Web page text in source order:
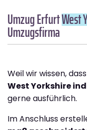
Umzug ErfurtWest
Umzugsfirma
Weil wir wissen, dass
West Yorkshire
gerne ausführlich.
Im Anschluss